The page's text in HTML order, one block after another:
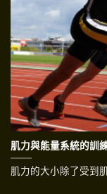
肌力與能量系統的訓
肌力的大小除了受到